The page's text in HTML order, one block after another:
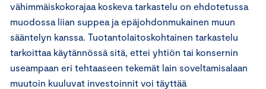
vähimmäiskokorajaa koskeva tarkastelu on ehdotetussa
muodossa liian suppea ja epäjohdonmukainen muun
sääntelyn kanssa. Tuotantolaitoskohtainen tarkastelu
tarkoittaa käytännössä sitä, ettei yhtiön tai konsernin
useampaan eri tehtaaseen tekemät lain soveltamisalaan
muutoin kuuluvat investoinnit voi täyttää